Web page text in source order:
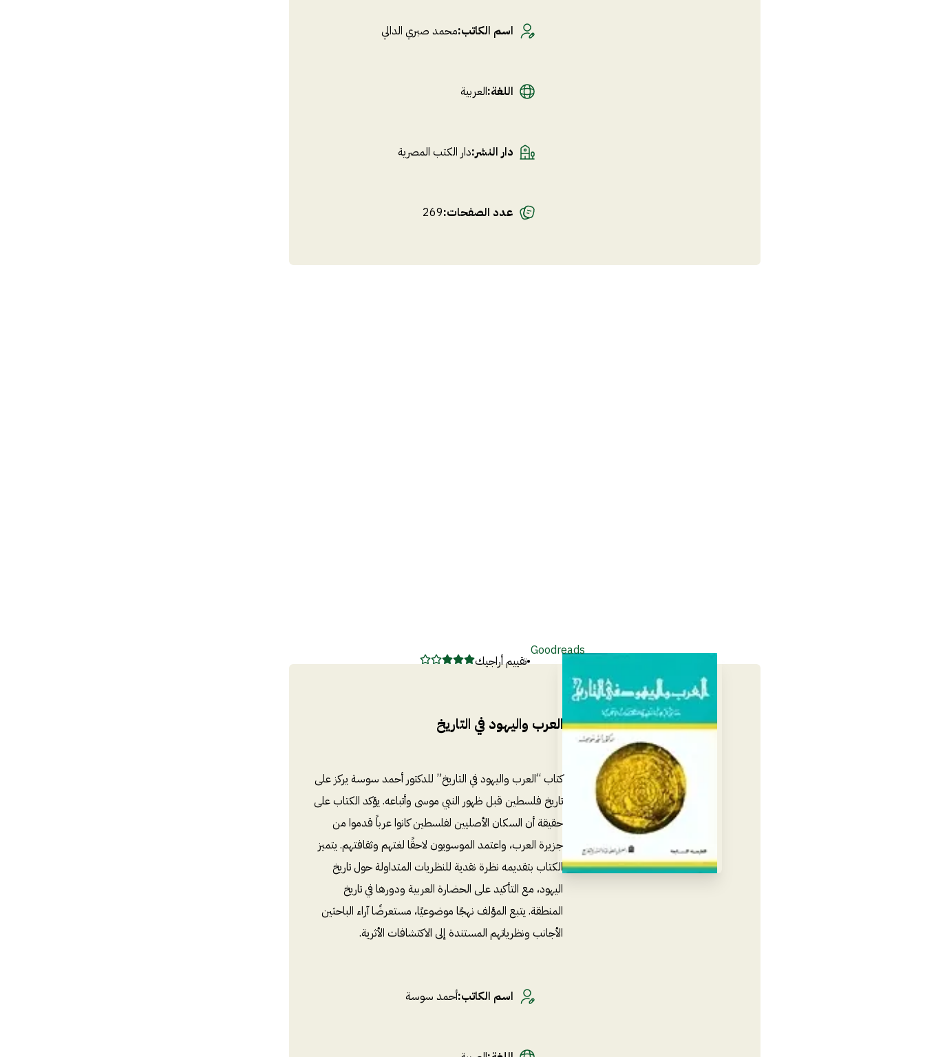
اسم الكاتب:محمد صبري الدالي
اللغة:العربية
دار النشر:دار الكتب المصرية
عدد الصفحات:
269
Goodreads
•تقييم أراجيك
العرب واليهود في التاريخ
كتاب “العرب واليهود في التاريخ” للدكتور أحمد سوسة يركز على
تاريخ فلسطين قبل ظهور النبي موسى وأتباعه. يؤكد الكتاب على
حقيقة أن السكان الأصليين لفلسطين كانوا عرباً قدموا من
جزيرة العرب، واعتمد الموسويون لاحقًا لغتهم وثقافتهم. يتميز
الكتاب بتقديمه نظرة نقدية للنظريات المتداولة حول تاريخ
اليهود، مع التأكيد على الحضارة العربية ودورها في تاريخ
المنطقة. يتبع المؤلف نهجًا موضوعيًا، مستعرضًا آراء الباحثين
الأجانب ونظرياتهم المستندة إلى الاكتشافات الأثرية.
اسم الكاتب:أحمد سوسة